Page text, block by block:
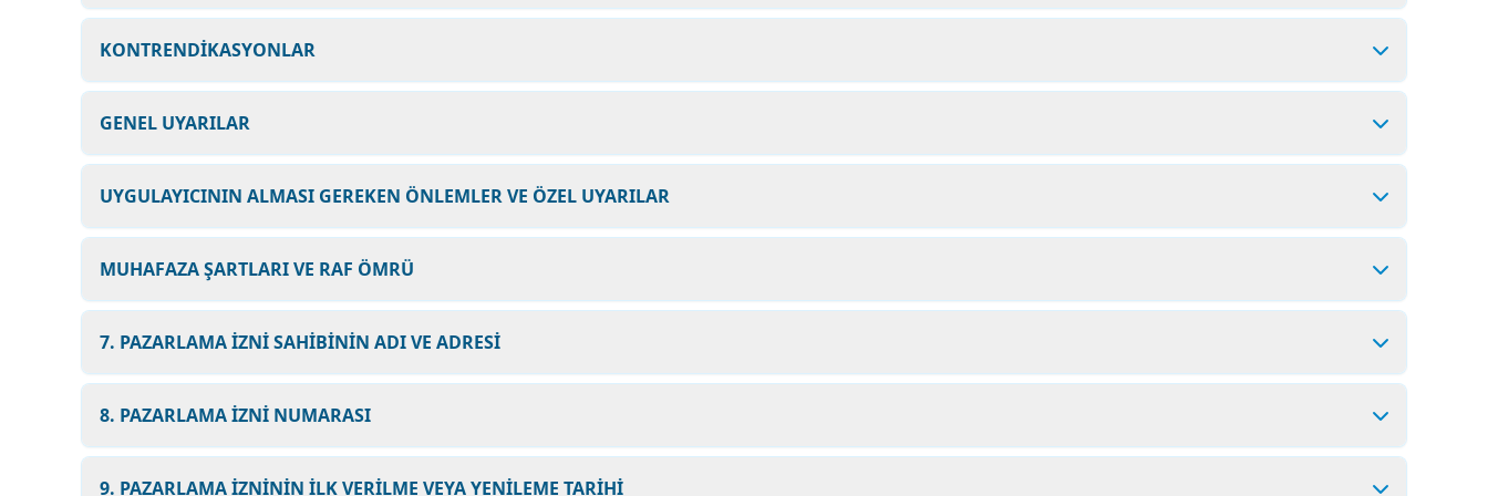
KONTRENDİKASYONLAR
GENEL UYARILAR
UYGULAYICININ ALMASI GEREKEN ÖNLEMLER VE ÖZEL UYARILAR
MUHAFAZA ŞARTLARI VE RAF ÖMRÜ
7. PAZARLAMA İZNİ SAHİBİNİN ADI VE ADRESİ
8. PAZARLAMA İZNİ NUMARASI
9. PAZARLAMA İZNİNİN İLK VERİLME VEYA YENİLEME TARİHİ